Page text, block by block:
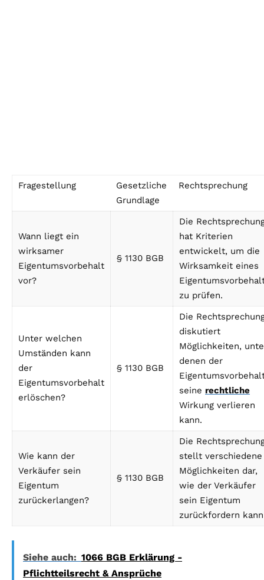
Fragestellung
Gesetzliche
Grundlage
Rechtsprechung
Wann liegt ein
wirksamer
Eigentumsvorbehalt
vor?
§ 1130 BGB
Die
hat Kriterien
entwickelt, um die
Wirksamkeit eines
zu prüfen.
Unter welchen
Umständen kann
der
Eigentumsvorbehalt
erlöschen?
§ 1130 BGB
Die
diskutiert
Möglichkeiten,
denen der
seine rechtliche
Wirkung verlieren
kann.
Wie kann der
Verkäufer sein
Eigentum
zurückerlangen?
§ 1130 BGB
Die
stellt verschiedene
Möglichkeiten dar,
wie der Verkäufer
sein Eigentum
zurückfordern
Siehe auch: 1066 BGB Erklärung -
Pflichtteilsrecht & Ansprüche